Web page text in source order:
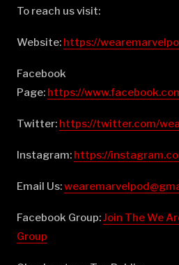
To reach us visit:
Website: ⁠⁠⁠⁠⁠⁠⁠⁠⁠⁠⁠⁠⁠⁠⁠⁠⁠⁠⁠⁠⁠⁠⁠⁠⁠⁠⁠⁠⁠⁠⁠⁠⁠⁠⁠⁠⁠⁠⁠⁠⁠⁠⁠⁠⁠⁠⁠⁠⁠⁠⁠⁠⁠⁠⁠⁠⁠⁠⁠⁠⁠⁠⁠⁠⁠https://
Facebook
Page: ⁠⁠⁠⁠⁠⁠⁠⁠⁠⁠⁠⁠⁠⁠⁠⁠⁠⁠⁠⁠⁠⁠⁠⁠⁠⁠⁠⁠⁠⁠⁠⁠⁠⁠⁠⁠⁠⁠⁠⁠⁠⁠⁠⁠⁠⁠⁠⁠⁠⁠⁠⁠⁠⁠⁠⁠⁠⁠⁠⁠⁠⁠⁠⁠⁠https://
Twitter: ⁠⁠⁠⁠⁠⁠⁠⁠⁠⁠⁠⁠⁠⁠⁠⁠⁠⁠⁠⁠⁠⁠⁠⁠⁠⁠⁠⁠⁠⁠⁠⁠⁠⁠⁠⁠⁠⁠⁠⁠⁠⁠⁠⁠⁠⁠⁠⁠⁠⁠⁠⁠⁠⁠⁠⁠⁠⁠⁠⁠⁠⁠⁠⁠⁠https://twitter.com/
Instagram: ⁠⁠⁠⁠⁠⁠⁠⁠⁠⁠⁠⁠⁠⁠⁠⁠⁠⁠⁠⁠⁠⁠⁠⁠⁠⁠⁠⁠⁠⁠⁠⁠⁠⁠⁠⁠⁠⁠⁠⁠⁠⁠⁠⁠⁠⁠⁠⁠⁠⁠⁠⁠⁠⁠⁠⁠⁠⁠⁠⁠⁠⁠⁠⁠⁠https://
Email Us:
Facebook Group:⁠⁠⁠⁠⁠⁠⁠⁠⁠⁠⁠⁠⁠⁠⁠⁠⁠⁠⁠⁠⁠⁠⁠⁠⁠⁠⁠⁠⁠⁠⁠⁠⁠⁠⁠⁠⁠⁠⁠⁠⁠⁠⁠⁠⁠⁠⁠⁠⁠⁠⁠⁠⁠⁠⁠⁠⁠⁠⁠⁠⁠⁠⁠⁠⁠Join The We
Group⁠⁠⁠⁠⁠⁠⁠⁠⁠⁠⁠⁠⁠⁠⁠⁠⁠⁠⁠⁠⁠⁠⁠⁠⁠⁠⁠⁠⁠⁠⁠⁠⁠⁠⁠⁠⁠⁠⁠⁠⁠⁠⁠⁠⁠⁠⁠⁠⁠⁠⁠⁠⁠⁠⁠⁠⁠⁠⁠⁠⁠⁠⁠⁠⁠